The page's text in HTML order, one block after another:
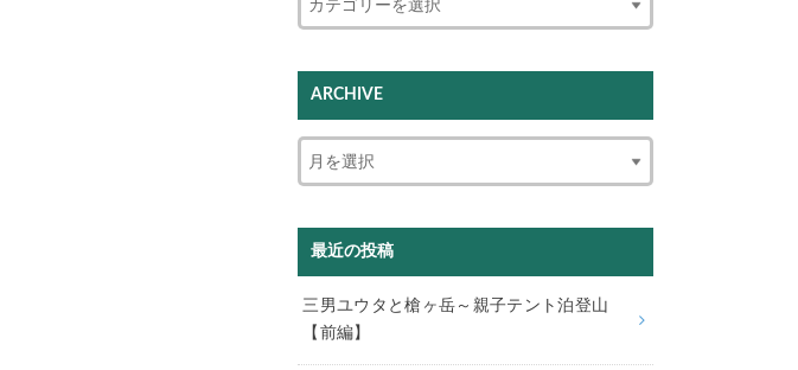
ARCHIVE
最近の投稿
三男ユウタと槍ヶ岳～親子テント泊登山
【前編】